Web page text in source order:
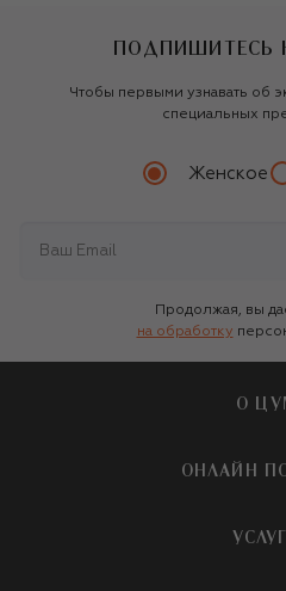
ПОДПИШИТЕСЬ
Чтобы первыми узнавать об
специальных
Женское
Продолжая, вы
на обработку
О
О
Бутики и
ОНЛАЙН